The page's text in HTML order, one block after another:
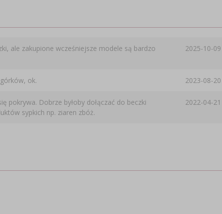
ale zakupione wcześniejsze modele są bardzo
2025-10-09
ok. 2023-08-20
pokrywa. Dobrze byłoby dołączać do beczki
sypkich np. ziaren zbóż.
2022-04-21